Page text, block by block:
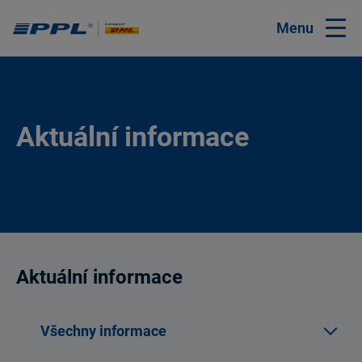
Menu
Aktuální informace
Aktuální informace
Všechny informace